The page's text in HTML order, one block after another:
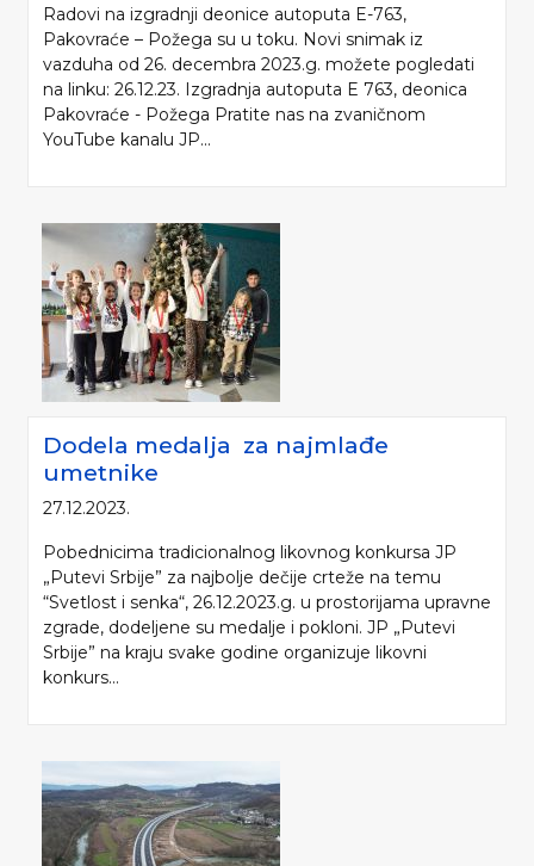
Radovi na izgradnji deonice autoputa E-763,
Pakovraće – Požega su u toku. Novi snimak iz
vazduha od 26. decembra 2023.g. možete pogledati
na linku: 26.12.23. Izgradnja autoputa E 763, deonica
Pakovraće - Požega Pratite nas na zvaničnom
YouTube kanalu JP...
Dodela medalja za najmlađe
umetnike
27.12.2023.
Pobednicima tradicionalnog likovnog konkursa JP
„Putevi Srbije” za najbolje dečije crteže na temu
“Svetlost i senka“, 26.12.2023.g. u prostorijama upravne
zgrade, dodeljene su medalje i pokloni. JP „Putevi
Srbije” na kraju svake godine organizuje likovni
konkurs...